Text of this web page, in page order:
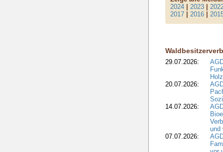
2024 |2023 |
2017 |2016 |
29.07.2026:
20.07.2026:
14.07.2026:
und
07.07.2026: